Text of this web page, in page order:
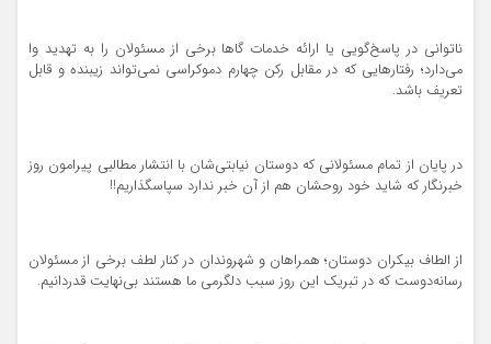
ناتوانی در پاسخ‌گویی یا ارائه خدمات گاها برخی از مسئولان را به تهدید وا
می‌دارد؛ رفتارهایی که در مقابل رکن چهارم دموکراسی نمی‌تواند زیبنده و قابل
تعریف باشد.
در پایان از تمام مسئولانی که دوستان نیابتی‌شان با انتشار مطالبی پیرامون روز
خبرنگار که شاید خود روحشان هم از آن خبر ندارد سپاسگذاریم!!
از الطاف بیکران دوستان؛ همراهان و شهروندان در کنار لطف برخی از مسئولان
رسانه‌دوست که در تبریک این روز سبب دلگرمی ما هستند بی‌نهایت قدردانیم.